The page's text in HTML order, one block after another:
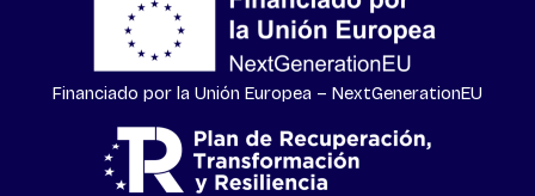
Financiado por la Unión Europea – NextGenerationEU